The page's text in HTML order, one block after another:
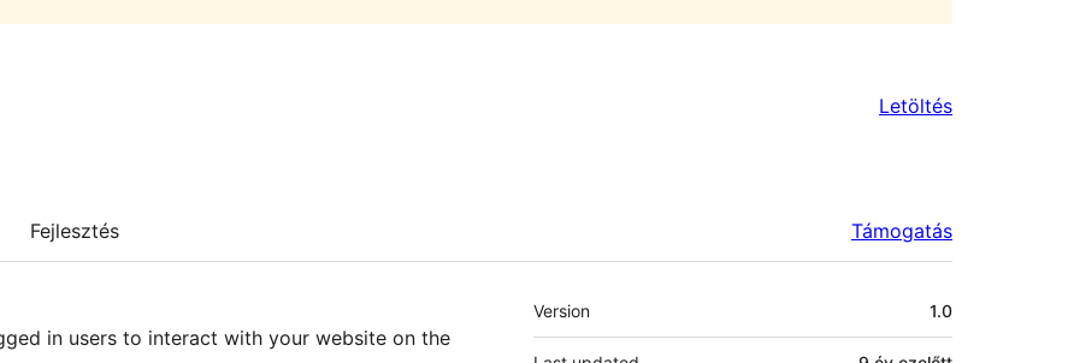
Letöltés
Fejlesztés Támogatás
in users to interact with your website on the
Meta
Version 1.0